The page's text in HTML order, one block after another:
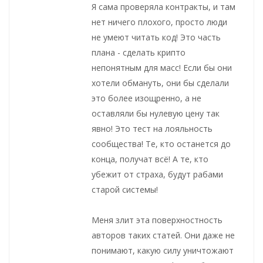
Я сама проверяла контракты, и там
нет ничего плохого, просто люди
не умеют читать код! Это часть
плана - сделать крипто
непонятным для масс! Если бы они
хотели обмануть, они бы сделали
это более изощренно, а не
оставляли бы нулевую цену так
явно! Это тест на лояльность
сообщества! Те, кто останется до
конца, получат всё! А те, кто
убежит от страха, будут рабами
старой системы!
Меня злит эта поверхностность
авторов таких статей. Они даже не
понимают, какую силу уничтожают